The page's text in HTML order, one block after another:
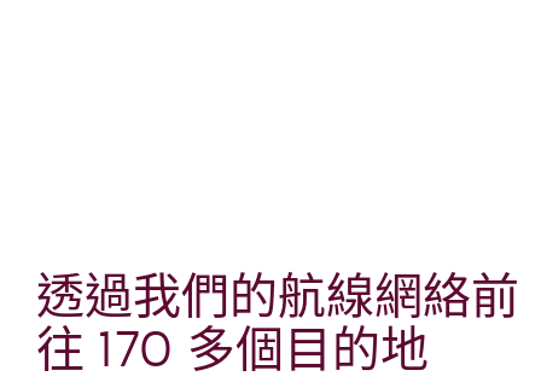
透過我們的航線網絡前
往 170 多個目的地